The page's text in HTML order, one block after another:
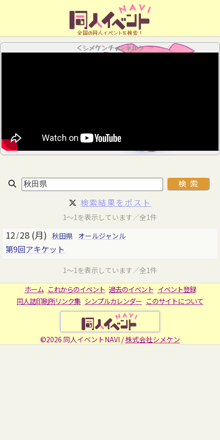
全国の同人イベントを検索！
＜シメケンチャンネル＞
検索結果をポスト
1～1を表示しています／全1件
12 /28 (月) 秋田県 オールジャンル
第9回アキケット
1～1を表示しています／全1件
ホーム これからのイベント 過去のイベント イベント登録
同人誌印刷所リンク集 シンプルカレンダー このサイトについて
©2026 同人イベントNAVI /株式会社シメケン